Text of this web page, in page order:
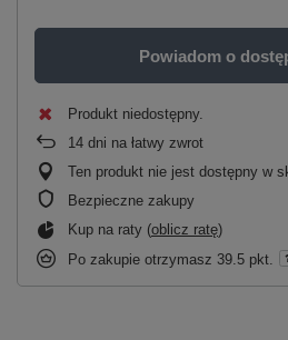
Powiadom o
Produkt niedostępny
14 dni na łatwy zwrot
Ten produkt nie jest dostępny w
Bezpieczne zakupy
Kup na raty (oblicz ratę)
Po zakupie otrzymasz 39.5 pkt.